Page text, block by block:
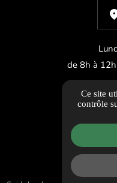
de 8h à
Ce site
contrôle